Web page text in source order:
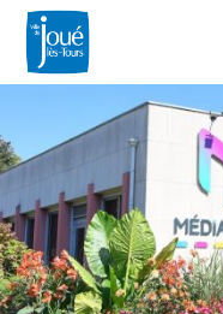
contenu
principal